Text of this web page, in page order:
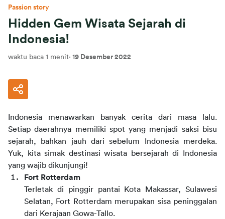
Passion story
Hidden Gem Wisata Sejarah di
Indonesia!
waktu baca 1 menit· 19 Desember 2022
Indonesia menawarkan banyak cerita dari masa lalu.
Setiap daerahnya memiliki spot yang menjadi saksi bisu
sejarah, bahkan jauh dari sebelum Indonesia merdeka.
Yuk, kita simak destinasi wisata bersejarah di Indonesia
yang wajib dikunjungi!
Fort Rotterdam
Terletak di pinggir pantai Kota Makassar, Sulawesi
Selatan, Fort Rotterdam merupakan sisa peninggalan
dari Kerajaan Gowa-Tallo.